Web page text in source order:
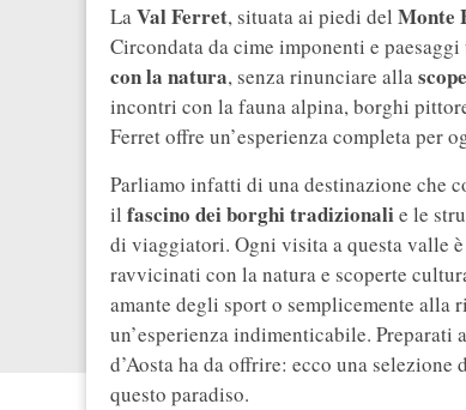
LaVal Ferret, situata ai piedi del Monte
Circondata da cime imponenti e
con la natura, senza rinunciare alla
incontri con la fauna alpina, borghi
Ferret offre un’esperienza completa per
Parliamo infatti di una destinazione che
il fascino dei borghi tradizionalie le
di viaggiatori. Ogni visita a questa valle
ravvicinati con la natura e scoperte
amante degli sport o semplicemente alla
un’esperienza indimenticabile.
d’Aosta ha da offrire: ecco una selezione
questo paradiso.